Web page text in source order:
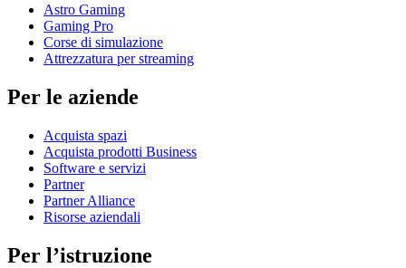
Astro Gaming
Gaming Pro
Corse di simulazione
Attrezzatura per streaming
Per le aziende
Acquista spazi
Acquista prodotti Business
Software e servizi
Partner
Partner Alliance
Risorse aziendali
Per l’istruzione